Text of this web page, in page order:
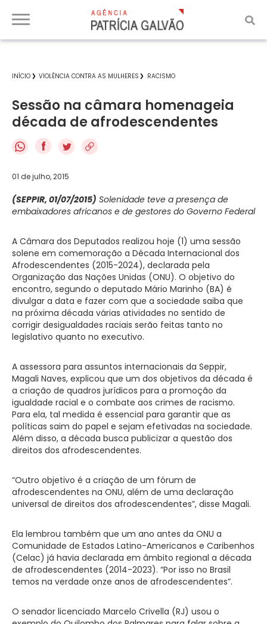
INÍCIO VIOLÊNCIA CONTRA AS MULHERES RACISMO
Sessão na câmara homenageia
década de afrodescendentes
f
01 de julho, 2015
(SEPPIR, 01/07/2015) Solenidade teve a presença de
embaixadores africanos e de gestores do Governo Federal
A Câmara dos Deputados realizou hoje (1) uma sessão
solene em comemoração a Década Internacional dos
Afrodescendentes (2015-2024), declarada pela
Organização das Nações Unidas (ONU). O objetivo do
encontro, segundo o deputado Mário Marinho (BA) é
divulgar a data e fazer com que a sociedade saiba que
na próxima década várias atividades no sentido de
corrigir desigualdades raciais serão feitas tanto no
legislativo quanto no executivo.
A assessora para assuntos internacionais da Seppir,
Magali Naves, explicou que um dos objetivos da década é
a criação de quadros jurídicos para a promoção da
igualdade racial e o combate aos crimes de racismo.
Para ela, tal medida é essencial para garantir que as
políticas saim do papel e sejam efetivadas na sociedade.
Além disso, a década busca publicizar a questão dos
direitos dos afrodescendentes.
“Outro objetivo é a criação de um fórum de
afrodescendentes na ONU, além de uma declaração
universal de direitos dos afrodescendentes”, disse Magali.
Ela lembrou também que um ano antes da ONU a
Comunidade de Estados Latino-Americanos e Caribenhos
(Celac) já havia declarada em âmbito regional a década
de afrodescendentes (2014-2023). “Por isso no Brasil
temos na verdade onze anos de afrodescendentes”.
O senador licenciado Marcelo Crivella (RJ) usou o